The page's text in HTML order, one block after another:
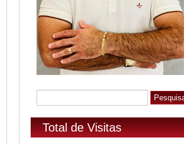
Total de Visitas